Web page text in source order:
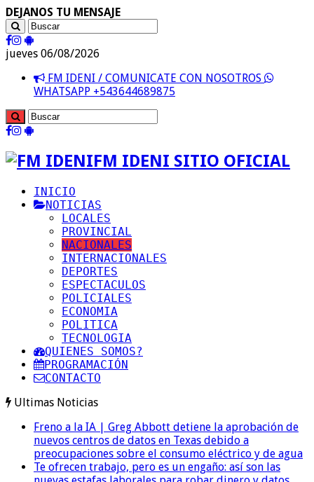
DEJANOS TU MENSAJE
jueves 06/08/2026
FM IDENI / COMUNICATE CON NOSOTROS
WHATSAPP +543644689875
FM IDENI SITIO OFICIAL
INICIO
NOTICIAS
LOCALES
PROVINCIAL
NACIONALES
INTERNACIONALES
DEPORTES
ESPECTACULOS
POLICIALES
ECONOMIA
POLITICA
TECNOLOGIA
QUIENES SOMOS?
PROGRAMACIÓN
CONTACTO
Ultimas Noticias
Freno a la IA | Greg Abbott detiene la aprobación de
nuevos centros de datos en Texas debido a
preocupaciones sobre el consumo eléctrico y de agua
Te ofrecen trabajo, pero es un engaño: así son las